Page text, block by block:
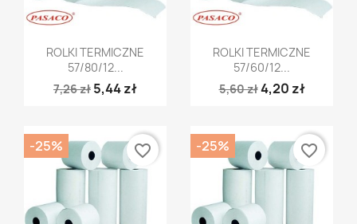
Szybki podgląd
ROLKI TERMICZNE
57/80/12...
7,26 zł 5,44 zł
Szybki podgląd
ROLKI TERMICZNE
57/60/12...
5,60 zł4,20 zł
-25% favorite_border -25% favorite_border